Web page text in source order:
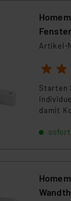
Datenschutz
Daten in
Unsere
Daten,
Impressum|
Artikel-
1 2
Starten
damit
ein.